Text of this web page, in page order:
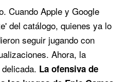
Cuando Apple y Google
del catálogo, quienes ya lo
seguir jugando con
Ahora, la
La ofensiva de